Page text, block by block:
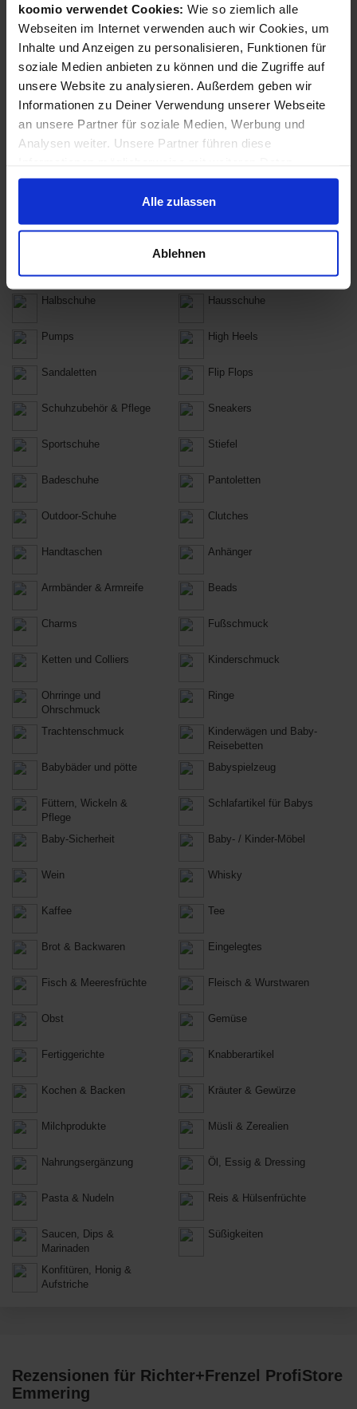
koomio verwendet Cookies: Wie so ziemlich alle
Webseiten im Internet verwenden auch wir Cookies, um
Inhalte und Anzeigen zu personalisieren, Funktionen für
soziale Medien anbieten zu können und die Zugriffe auf
unsere Website zu analysieren. Außerdem geben wir
Informationen zu Deiner Verwendung unserer Webseite
an unsere Partner für soziale Medien, Werbung und
Analysen weiter. Unsere Partner führen diese
zusammen, die Du ihnen bereitgestellt hast oder die sie
im Rahmen Deiner Nutzung der Dienste gesammelt
haben.
Alle zulassen
Ablehnen
Accessoires Anzüge & Hosenanzüge
Bademode Blusen & Tuniken
Hemden Hosen
Jacken & Mäntel Kleider
Socken, Strümpfe und
Ballerinas
Halbschuhe Hausschuhe
Pumps High Heels
Sandaletten Flip Flops
Schuhzubehör & Pflege Sneakers
Sportschuhe Stiefel
Badeschuhe Pantoletten
Outdoor-Schuhe Clutches
Handtaschen Anhänger
Armbänder & Armreife Beads
Charms Fußschmuck
Ketten und Colliers Kinderschmuck
Ohrringe und
Ohrschmuck
Ringe
Trachtenschmuck
Kinderwägen und Baby-
Reisebetten
Babybäder und pötte
Babyspielzeug
Füttern, Wickeln &
Pflege
Schlafartikel für Babys
Baby-Sicherheit Baby- / Kinder-Möbel
Wein Whisky
Kaffee Tee
Brot & Backwaren Eingelegtes
Fisch & Meeresfrüchte Fleisch & Wurstwaren
Obst Gemüse
Fertiggerichte Knabberartikel
Kochen & Backen Kräuter & Gewürze
Milchprodukte Müsli & Zerealien
Nahrungsergänzung Öl, Essig & Dressing
Pasta & Nudeln Reis & Hülsenfrüchte
Saucen, Dips &
Marinaden
Süßigkeiten
Konfitüren, Honig &
Aufstriche
Rezensionen für Richter+Frenzel ProfiStore
Emmering